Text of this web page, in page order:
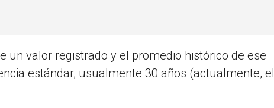
valor registrado y el promedio histórico de ese
estándar, usualmente 30 años (actualmente, el